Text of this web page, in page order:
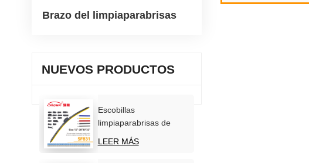
Brazo del limpiaparabrisas
NUEVOS PRODUCTOS
Escobillas
limpiaparabrisas de
silicona personalizadas,
OEM/ODM, venta
LEER MÁS